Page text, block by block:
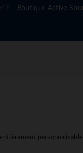
? Boutique Active